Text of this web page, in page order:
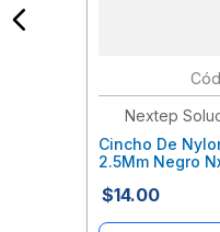
Nextep
Cincho De
2.5Mm Negro
$14.00